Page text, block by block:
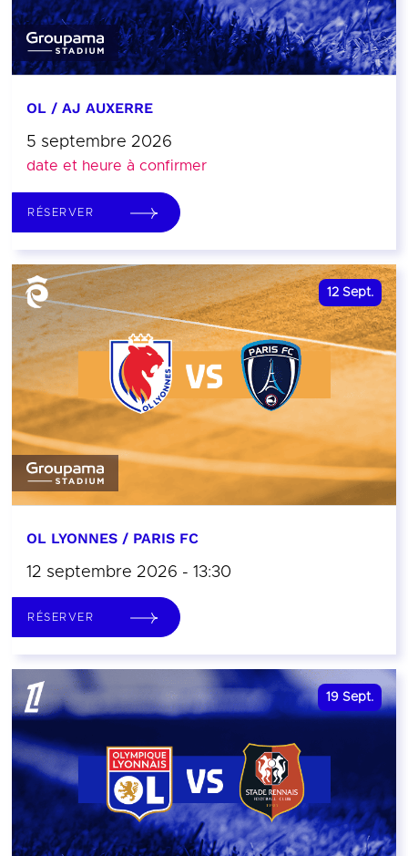
OL / AJ AUXERRE
5 septembre 2026
date et heure à confirmer
RÉSERVER
12 Sept.
OL LYONNES / PARIS FC
12 septembre 2026 - 13:30
RÉSERVER
19 Sept.